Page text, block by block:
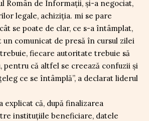
Român de Informații, și-a negociat,
legale, achiziția. mi se pare
se poate de clar, ce s-a întâmplat,
un comunicat de presă în cursul zilei
fiecare autoritate trebuie să
pentru că altfel se creează confuzii și
ce se întâmplă”, a declarat liderul
explicat că, după finalizarea
instituțiile beneficiare, datele